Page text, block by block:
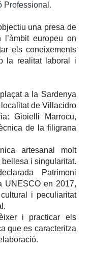
Professional.
una presa de
europeu on
els coneixements
la realitat laboral i
a la Sardenya
de Villacidro
Gioielli Marrocu,
de la filigrana
artesanal molt
i singularitat.
Patrimoni
UNESCO en 2017,
i peculiaritat
i practicar els
que es caracteritza